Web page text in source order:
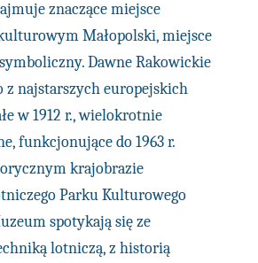
znaczące miejsce
Małopolski, miejsce
Dawne Rakowickie
z najstarszych europejskich
w 1912 r., wielokrotnie
funkcjonujące do 1963 r.
krajobrazie
Parku Kulturowego
spotykają się ze
lotniczą, z historią